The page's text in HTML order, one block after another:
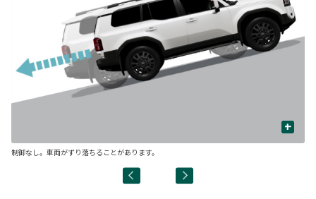
+
制御なし。車両がずり落ちることがあります。